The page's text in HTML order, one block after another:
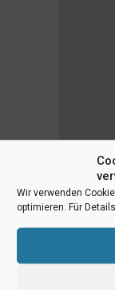
Wir verwenden
optimieren. Für